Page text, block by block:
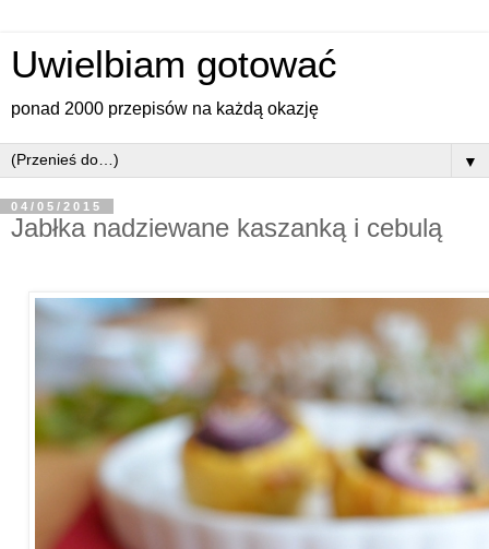
Uwielbiam gotować
ponad 2000 przepisów na każdą okazję
▼
04/05/2015
Jabłka nadziewane kaszanką i cebulą